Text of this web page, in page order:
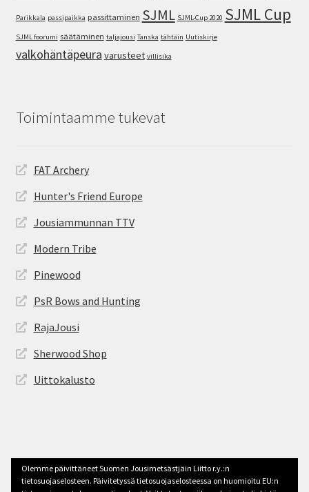
Parikkala passipaikka passittaminen SJML SJML-Cup 2020 SJML Cup
SJML foorumi säätäminen taljajousi Tanska tähtäin Uutiskirje
valkohäntäpeura varusteet villisika
Toimintaamme tukevat
FAT Archery
Hunter's Friend Europe
Jousiammunnan TTV
Modern Tribe
Pinewood
PsR Bows and Hunting
RajaJousi
Sherwood Shop
Uittokalusto
© jousimetsastys.fi 2026
Tehty Storefront -teemalla.
Olemme päivittäneet Suomen Jousimetsästjäin Liitto r.y.:n
tietosuojaselosteen. Päivitetyssä tietosuojaselosteessa on huomioitu EU:n